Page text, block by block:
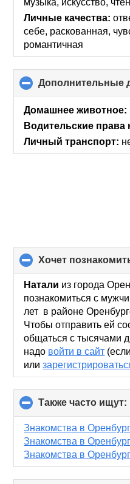
музыка, искусcтво,
Личные качества:
себе, раскованная,
романтичная
Дополнительные
Домашнее животное:
Водительские права
Личный транспорт:
хочет
Натали из города
познакомиться с
лет в районе
Чтобы отправить ей
общаться с тысячами
надо войти в сайт
или
Также часто ищут:
Знакомства в
Знакомства в
Знакомства в